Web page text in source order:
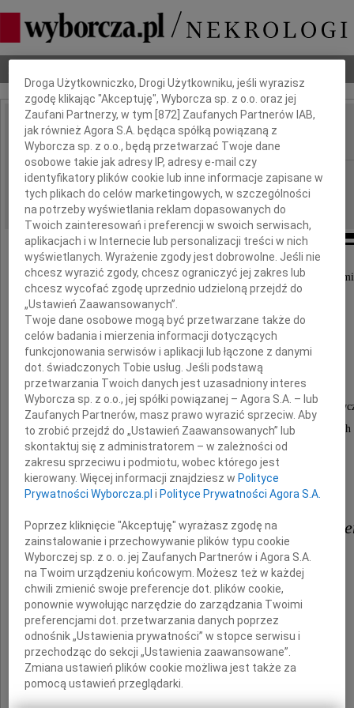
IMIĘ I NAZWISKO: Krystyna Zamiara
REGION: Poznań
DATA EMISJI: 17.01.2012
Z głębokim smutkiem przyjęliśmy wiadomość o
prof. dr hab.
Krystyny Zamiary
współzałożycielki poznańskiej szkoły
autorki wielu doniosłych publikacji naukowych
wzbogacających wiedzę o kulturze.
Krewnym i Bliskim Zmarłej
oraz Koleżankom, Kolegom i
z Instytutu Kulturoznawstwa UAM
składamy serdeczne wyrazy współczucia
Zespół Instytutu Kulturoznawstwa
Dbamy o Twoją prywatność
Droga Użytkowniczko, Drogi Użytkowniku, jeśli wyrazisz
zgodę klikając "Akceptuję", Wyborcza sp. z o.o. oraz jej
Zaufani Partnerzy, w tym [872 ] Zaufanych Partnerów IAB,
jak również Agora S.A. będąca spółką powiązaną z
Wyborcza sp. z o.o., będą przetwarzać Twoje dane
osobowe takie jak adresy IP, adresy e-mail czy
identyfikatory plików cookie lub inne informacje zapisane w
tych plikach do celów marketingowych, w szczególności
na potrzeby wyświetlania reklam dopasowanych do
Twoich zainteresowań i preferencji w swoich serwisach,
aplikacjach i w Internecie lub personalizacji treści w nich
wyświetlanych. Wyrażenie zgody jest dobrowolne. Jeśli nie
chcesz wyrazić zgody, chcesz ograniczyć jej zakres lub
chcesz wycofać zgodę uprzednio udzieloną przejdź do
„Ustawień Zaawansowanych”.
Twoje dane osobowe mogą być przetwarzane także do
celów badania i mierzenia informacji dotyczących
funkcjonowania serwisów i aplikacji lub łączone z danymi
dot. świadczonych Tobie usług. Jeśli podstawą
przetwarzania Twoich danych jest uzasadniony interes
Wyborcza sp. z o.o., jej spółki powiązanej – Agora S.A. – lub
Zaufanych Partnerów, masz prawo wyrazić sprzeciw. Aby
to zrobić przejdź do „Ustawień Zaawansowanych” lub
skontaktuj się z administratorem – w zależności od
zakresu sprzeciwu i podmiotu, wobec którego jest
kierowany. Więcej informacji znajdziesz w Polityce
Prywatności Wyborcza.pl i Polityce Prywatności Agora S.A.
Poprzez kliknięcie "Akceptuję" wyrażasz zgodę na
zainstalowanie i przechowywanie plików typu cookie
Wyborczej sp. z o. o. jej Zaufanych Partnerów i Agora S.A.
na Twoim urządzeniu końcowym. Możesz też w każdej
chwili zmienić swoje preferencje dot. plików cookie,
ponownie wywołując narzędzie do zarządzania Twoimi
preferencjami dot. przetwarzania danych poprzez
odnośnik „Ustawienia prywatności” w stopce serwisu i
przechodząc do sekcji „Ustawienia zaawansowane”.
Zmiana ustawień plików cookie możliwa jest także za
pomocą ustawień przeglądarki.